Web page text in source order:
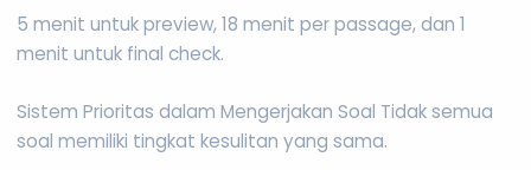
5 menit untuk preview, 18 menit per passage, dan 1
menit untuk final check.
Sistem Prioritas dalam Mengerjakan Soal Tidak semua
soal memiliki tingkat kesulitan yang sama.